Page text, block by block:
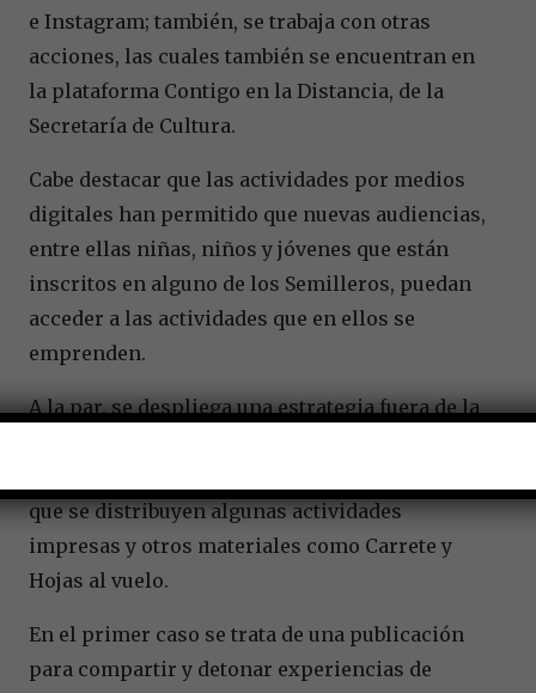
e Instagram; también, se trabaja con otras
acciones, las cuales también se encuentran en
la plataforma Contigo en la Distancia, de la
Secretaría de Cultura.
Cabe destacar que las actividades por medios
digitales han permitido que nuevas audiencias,
entre ellas niñas, niños y jóvenes que están
inscritos en alguno de los Semilleros, puedan
acceder a las actividades que en ellos se
emprenden.
A la par, se despliega una estrategia fuera de la
que se distribuyen algunas actividades
impresas y otros materiales como Carrete y
Hojas al vuelo.
En el primer caso se trata de una publicación
para compartir y detonar experiencias de